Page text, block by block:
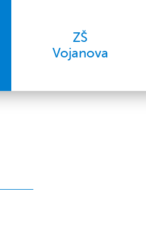
ZŠ
Vojanova